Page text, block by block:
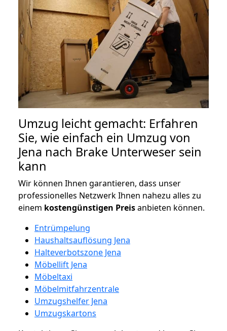
Umzug leicht gemacht: Erfahren
Sie, wie einfach ein Umzug von
Jena nach Brake Unterweser sein
kann
Wir können Ihnen garantieren, dass unser
professionelles Netzwerk Ihnen nahezu alles zu
einem kostengünstigen Preisanbieten können.
Entrümpelung
Haushaltsauflösung Jena
Halteverbotszone Jena
Möbellift Jena
Möbeltaxi
Möbelmitfahrzentrale
Umzugshelfer Jena
Umzugskartons